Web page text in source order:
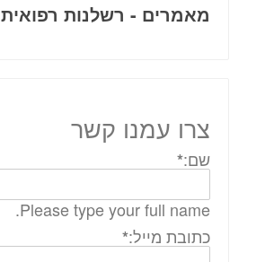
מאמרים - רשלנות רפואית
צרו עמנו קשר
שם:*
Please type your full name.
כתובת מייל:*